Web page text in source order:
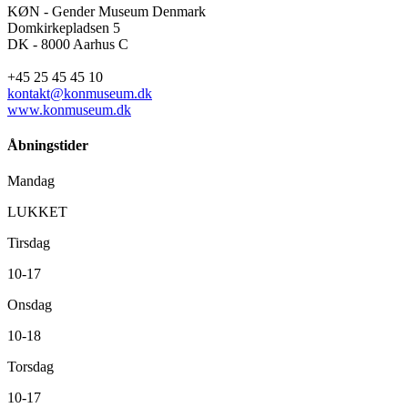
KØN - Gender Museum Denmark
Domkirkepladsen 5
DK - 8000 Aarhus C
+45 25 45 45 10
kontakt@konmuseum.dk
www.konmuseum.dk
Åbningstider
Mandag
LUKKET
Tirsdag
10-17
Onsdag
10-18
Torsdag
10-17